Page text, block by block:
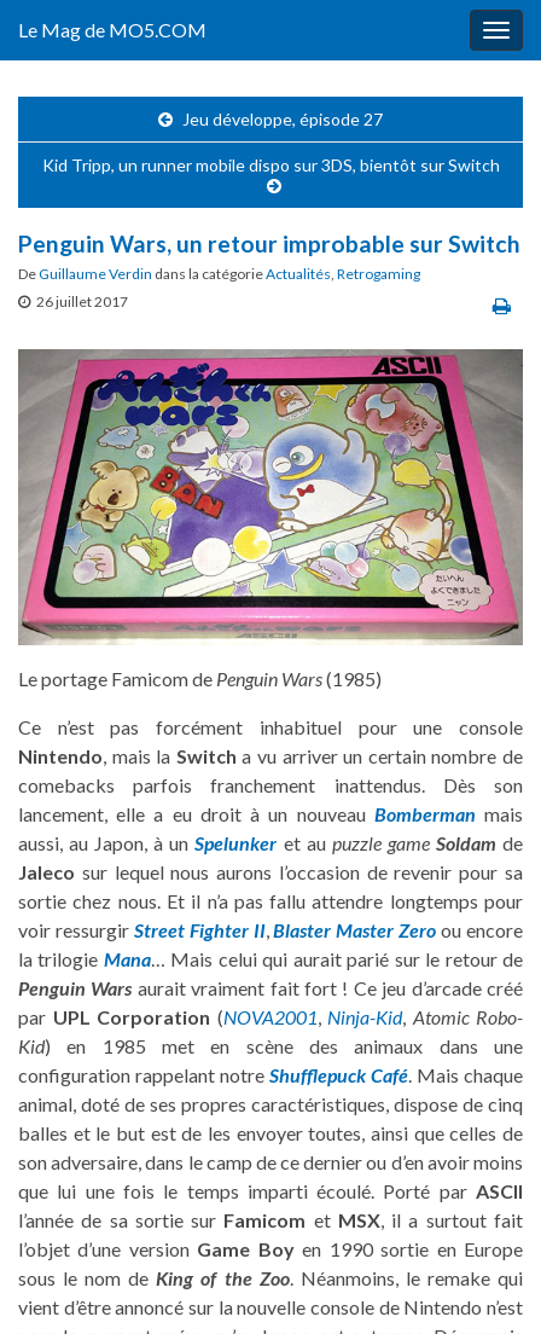
Le Mag de MO5.COM
Jeu développe, épisode 27
Kid Tripp, un runner mobile dispo sur 3DS, bientôt sur Switch
Penguin Wars, un retour improbable sur Switch
DeGuillaume Verdin dans la catégorieActualités, Retrogaming
26 juillet 2017
Le portage Famicom de Penguin Wars(1985)
Ce n’est pas forcément inhabituel pour une console
Nintendo , mais la Switch a vu arriver un certain nombre de
comebacks parfois franchement inattendus. Dès son
lancement, elle a eu droit à un nouveau Bomberman mais
aussi, au Japon, à unSpelunker et au puzzle game Soldam de
Jaleco sur lequel nous aurons l’occasion de revenir pour sa
sortie chez nous. Et il n’a pas fallu attendre longtemps pour
voir ressurgir Street Fighter II,Blaster Master Zero ou encore
la trilogie Mana… Mais celui qui aurait parié sur le retour de
Penguin Wars aurait vraiment fait fort ! Ce jeu d’arcade créé
par UPL Corporation (NOVA2001 Ninja-Kid, Atomic Robo-
Kid) en 1985 met en scène des animaux dans une
configuration rappelant notre Shufflepuck Café . Mais chaque
animal, doté de ses propres caractéristiques, dispose de cinq
balles et le but est de les envoyer toutes, ainsi que celles de
son adversaire, dans le camp de ce dernier ou d’en avoir moins
que lui une fois le temps imparti écoulé. Porté par ASCII
l’année de sa sortie sur Famicom et MSX, il a surtout fait
l’objet d’une version Game Boyen 1990 sortie en Europe
sous le nom de King of the Zoo. Néanmoins, le remake qui
vient d’être annoncé sur la nouvelle console de Nintendo n’est